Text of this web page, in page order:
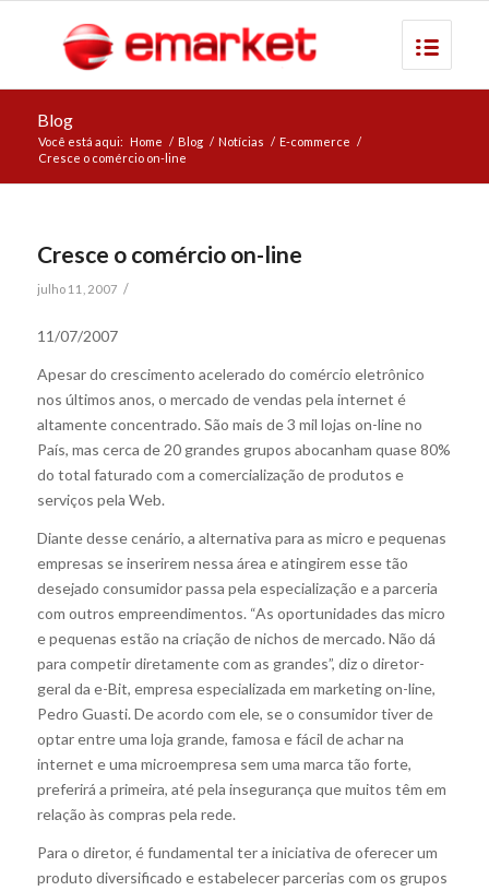
Blog
Você está aqui: Home / Blog / Notícias / E-commerce /
Cresce o comércio on-line
Cresce o comércio on-line
julho 11, 2007 /
11/07/2007
Apesar do crescimento acelerado do comércio eletrônico
nos últimos anos, o mercado de vendas pela internet é
altamente concentrado. São mais de 3 mil lojas on-line no
País, mas cerca de 20 grandes grupos abocanham quase 80%
do total faturado com a comercialização de produtos e
serviços pela Web.
Diante desse cenário, a alternativa para as micro e pequenas
empresas se inserirem nessa área e atingirem esse tão
desejado consumidor passa pela especialização e a parceria
com outros empreendimentos. “As oportunidades das micro
e pequenas estão na criação de nichos de mercado. Não dá
para competir diretamente com as grandes”, diz o diretor-
geral da e-Bit, empresa especializada em marketing on-line,
Pedro Guasti. De acordo com ele, se o consumidor tiver de
optar entre uma loja grande, famosa e fácil de achar na
internet e uma microempresa sem uma marca tão forte,
preferirá a primeira, até pela insegurança que muitos têm em
relação às compras pela rede.
Para o diretor, é fundamental ter a iniciativa de oferecer um
produto diversificado e estabelecer parcerias com os grupos